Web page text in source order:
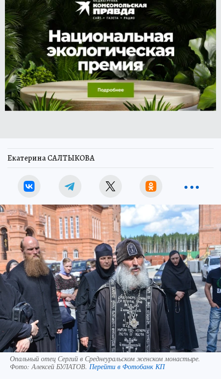
Екатерина САЛТЫКОВА
Опальный отец Сергий в Среднеуральском женском монастыре.
Фото:Алексей БУЛАТОВ. Перейти в Фотобанк КП